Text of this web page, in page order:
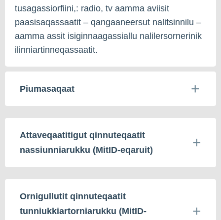
tusagassiorfiini,: radio, tv aamma aviisit
paasisaqassaatit – qangaaneersut nalitsinnilu –
aamma assit isiginnaagassiallu nalilersornerinik
ilinniartinneqassaatit.
Piumasaqaat
Attaveqaatitigut qinnuteqaatit
nassiunniarukku (MitID-eqaruit)
Ornigullutit qinnuteqaatit
tunniukkiartorniarukku (MitID-